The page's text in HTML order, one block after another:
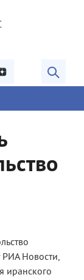
РИА Новости,
иранского